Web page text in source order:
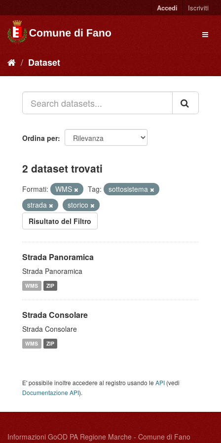
Accedi Iscriviti
Dataset
Ordina per
2 dataset trovati
Formati: WMS Tag:
sottosistema
strada
storico
Risultato del Filtro
Strada Panoramica
Strada Panoramica
WMS ZIP
Strada Consolare
Strada Consolare
WMS ZIP
E' possibile inoltre accedere al registro usando le API (vedi
Documentazione API).
Informazioni GoOD PA Regione Marche - Comune di Fano